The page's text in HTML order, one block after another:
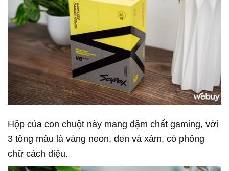
Hộp của con chuột này mang đậm chất gaming, với
3 tông màu là vàng neon, đen và xám, có phông
chữ cách điệu.